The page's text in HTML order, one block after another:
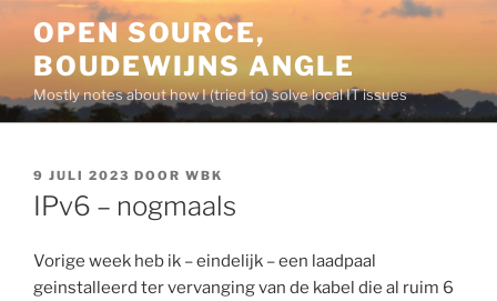
inhoud
OPEN SOURCE,
BOUDEWIJNS ANGLE
Mostly notes about how I (tried to) solve local IT issues
GEPLAATST
OP
9 JULI 2023 DOOR WBK
IPv6 – nogmaals
Vorige week heb ik – eindelijk – een laadpaal
geinstalleerd ter vervanging van de kabel die al ruim 6